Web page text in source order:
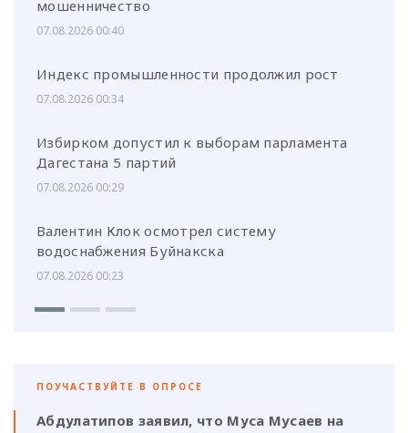
мошенничество
07.08.2026 00:40
Индекс промышленности продолжил рост
07.08.2026 00:34
Избирком допустил к выборам парламента
Дагестана 5 партий
07.08.2026 00:29
Валентин Клок осмотрел систему
водоснабжения Буйнакска
07.08.2026 00:23
ПОУЧАСТВУЙТЕ В ОПРОСЕ
Абдулатипов заявил, что Муса Мусаев на